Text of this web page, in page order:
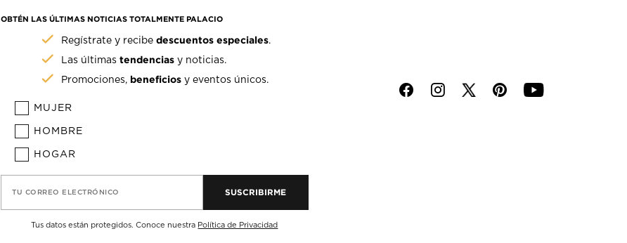
OBTÉN LAS ÚLTIMAS NOTICIAS TOTALMENTE PALACIO
Regístrate y recibedescuentos especiales.
Las últimastendencias y noticias.
Promociones, beneficios y eventos únicos.
MUJER
HOMBRE
HOGAR
TU CORREO ELECTRÓNICO SUSCRIBIRME
Tus datos están protegidos. Conoce nuestra Política de Privacidad
f i p y